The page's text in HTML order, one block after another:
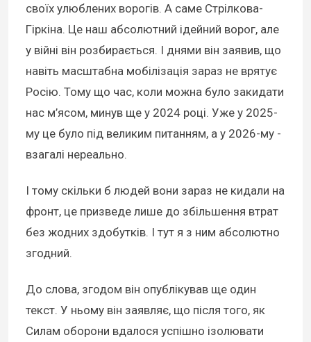
своїх улюблених ворогів. А саме Стрілкова-
Гіркіна. Це наш абсолютний ідейний ворог, але
у війні він розбирається. І днями він заявив, що
навіть масштабна мобілізація зараз не врятує
Росію. Тому що час, коли можна було закидати
нас м’ясом, минув ще у 2024 році. Уже у 2025-
му це було під великим питанням, а у 2026-му -
взагалі нереально.
І тому скільки б людей вони зараз не кидали на
фронт, це призведе лише до збільшення втрат
без жодних здобутків. І тут я з ним абсолютно
згодний.
До слова, згодом він опублікував ще один
текст. У ньому він заявляє, що після того, як
Силам оборони вдалося успішно ізолювати